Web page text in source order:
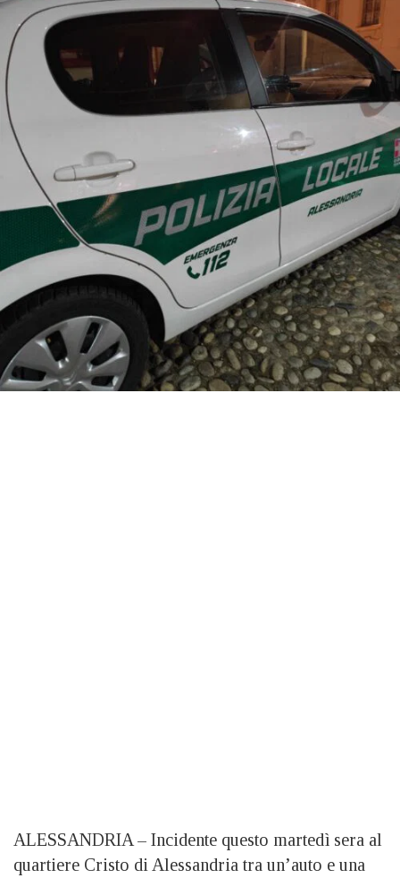
ALESSANDRIA – Incidente questo martedì sera al
quartiere Cristo di Alessandria tra un’auto e una